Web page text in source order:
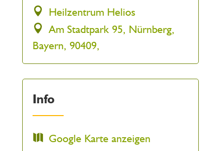
Heilzentrum Helios
Am Stadtpark 95, Nürnberg,
Bayern, 90409,
Info
Google Karte anzeigen